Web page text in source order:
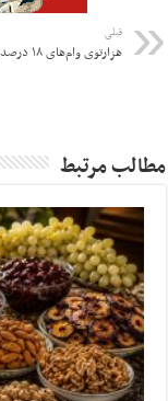
قبلی
هزارتوی وام‌های ۱۸ درصدی سهام عدالت
مطالب مرتبط